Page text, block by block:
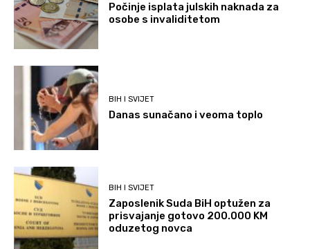
Počinje isplata julskih naknada za
osobe s invaliditetom
BIH I SVIJET
Danas sunačano i veoma toplo
BIH I SVIJET
Zaposlenik Suda BiH optužen za
prisvajanje gotovo 200.000 KM
oduzetog novca